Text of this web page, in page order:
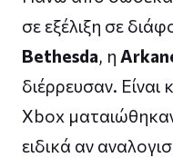
σε εξέλιξη σε
Bethesda, η
διέρρευσαν. Είναι
Xbox
ειδικά αν